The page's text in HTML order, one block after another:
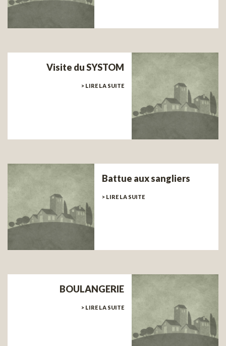
Visite du SYSTOM
> LIRE LA SUITE
Battue aux sangliers
> LIRE LA SUITE
BOULANGERIE
> LIRE LA SUITE